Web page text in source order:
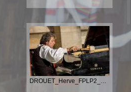
DROUET_Herve_FPLP2_20160921_039